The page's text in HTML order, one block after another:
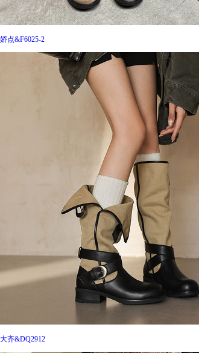
娇点&F6025-2
大齐&DQ2912